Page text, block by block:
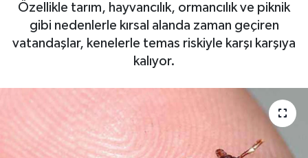
Özellikle tarım, hayvancılık, ormancılık ve piknik
gibi nedenlerle kırsal alanda zaman geçiren
vatandaşlar, kenelerle temas riskiyle karşı karşıya
kalıyor.
GÜNDEM
EĞİTİM
Son Dakika Haberleri